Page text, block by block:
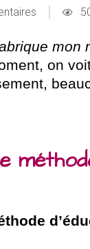
mon
on